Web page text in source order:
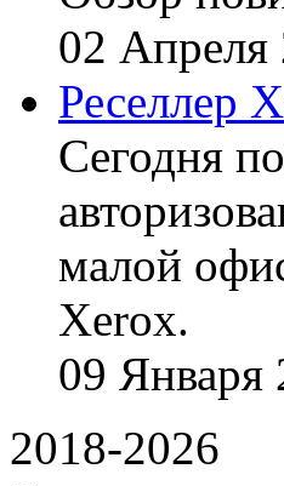
02 Апреля
Реселлер
Сегодня
малой
Xerox.
09 Января
2018-2026